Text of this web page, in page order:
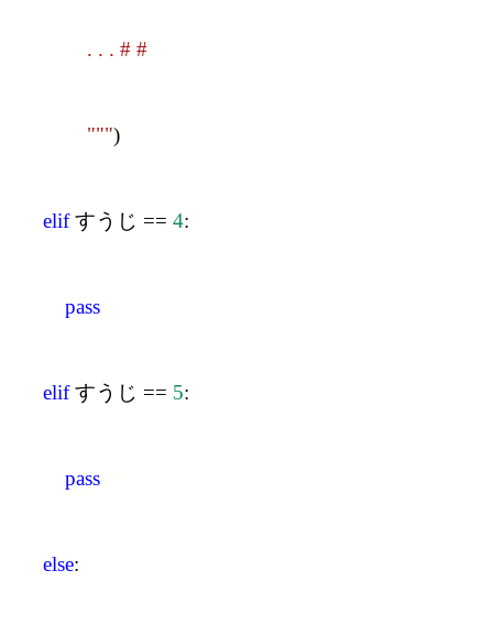
. . . # #
""")
elif すうじ == 4:
pass
elif すうじ == 5:
pass
else: